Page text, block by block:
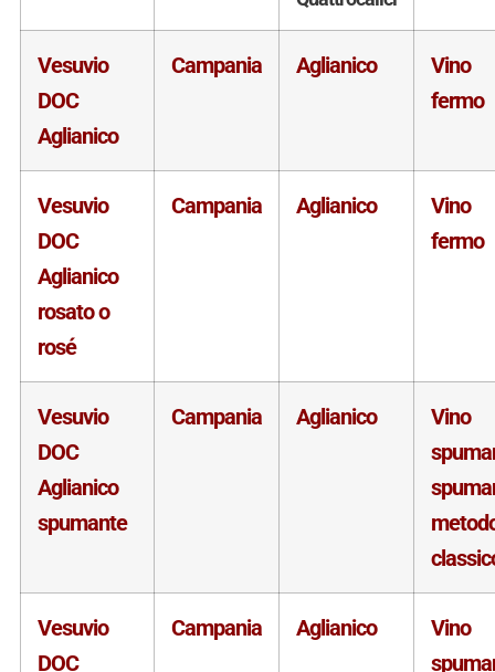
Vesuvio
DOC
Aglianico
Campania Aglianico
Vino
fermo
Vesuvio
DOC
Aglianico
rosato o
rosé
Campania Aglianico
Vino
fermo
Vesuvio
DOC
Aglianico
spumante
Campania Aglianico
Vino
Vesuvio
DOC
Campania Aglianico
Vino